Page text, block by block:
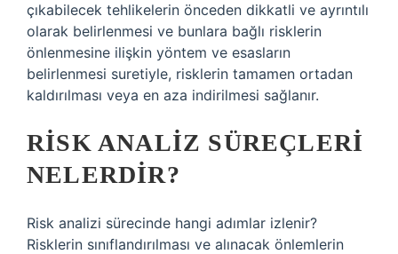
çıkabilecek tehlikelerin önceden dikkatli ve ayrıntılı
olarak belirlenmesi ve bunlara bağlı risklerin
önlenmesine ilişkin yöntem ve esasların
belirlenmesi suretiyle, risklerin tamamen ortadan
kaldırılması veya en aza indirilmesi sağlanır.
RISK ANALIZ SÜREÇLERI
NELERDIR?
Risk analizi sürecinde hangi adımlar izlenir?
Risklerin sınıflandırılması ve alınacak önlemlerin